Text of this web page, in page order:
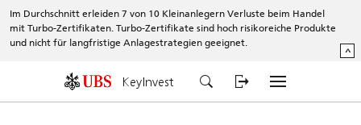
Im Durchschnitt erleiden 7 von 10 Kleinanlegern Verluste beim Handel
mit Turbo-Zertifikaten. Turbo-Zertifikate sind hoch risikoreiche Produkte
und nicht für langfristige Anlagestrategien geeignet.
^
KeyInvest